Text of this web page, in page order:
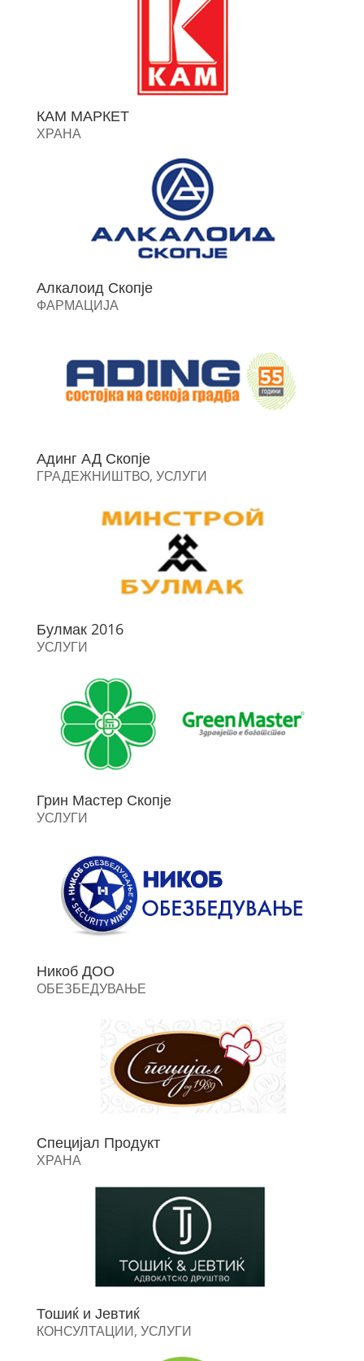
КАМ МАРКЕТ
ХРАНА
Алкалоид Скопје
ФАРМАЦИЈА
Адинг АД Скопје
ГРАДЕЖНИШТВО, УСЛУГИ
Булмак 2016
УСЛУГИ
Грин Мастер Скопје
УСЛУГИ
Никоб ДОО
ОБЕЗБЕДУВАЊЕ
Специјал Продукт
ХРАНА
Тошиќ и Јевтиќ
КОНСУЛТАЦИИ, УСЛУГИ